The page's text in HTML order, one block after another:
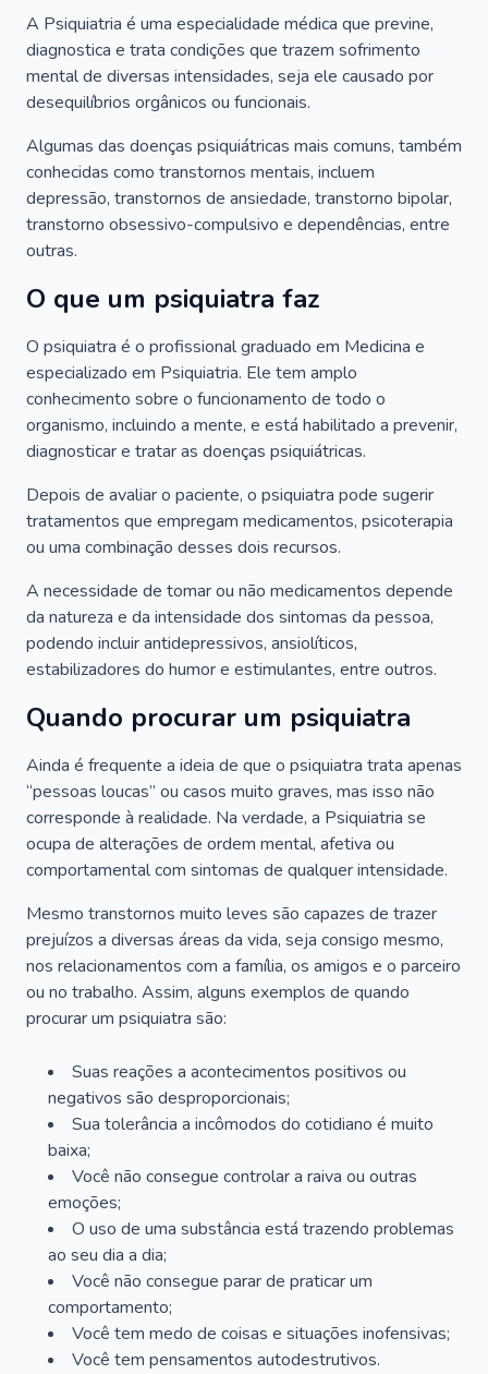
A Psiquiatria é uma especialidade médica que previne,
diagnostica e trata condições que trazem sofrimento
mental de diversas intensidades, seja ele causado por
desequilíbrios orgânicos ou funcionais.
Algumas das doenças psiquiátricas mais comuns, também
conhecidas como transtornos mentais, incluem
depressão, transtornos de ansiedade, transtorno bipolar,
transtorno obsessivo-compulsivo e dependências, entre
outras.
O que um psiquiatra faz
O psiquiatra é o profissional graduado em Medicina e
especializado em Psiquiatria. Ele tem amplo
conhecimento sobre o funcionamento de todo o
organismo, incluindo a mente, e está habilitado a prevenir,
diagnosticar e tratar as doenças psiquiátricas.
Depois de avaliar o paciente, o psiquiatra pode sugerir
tratamentos que empregam medicamentos, psicoterapia
ou uma combinação desses dois recursos.
A necessidade de tomar ou não medicamentos depende
da natureza e da intensidade dos sintomas da pessoa,
podendo incluir antidepressivos, ansiolíticos,
estabilizadores do humor e estimulantes, entre outros.
Quando procurar um psiquiatra
Ainda é frequente a ideia de que o psiquiatra trata apenas
“pessoas loucas” ou casos muito graves, mas isso não
corresponde à realidade. Na verdade, a Psiquiatria se
ocupa de alterações de ordem mental, afetiva ou
comportamental com sintomas de qualquer intensidade.
Mesmo transtornos muito leves são capazes de trazer
prejuízos a diversas áreas da vida, seja consigo mesmo,
nos relacionamentos com a família, os amigos e o parceiro
ou no trabalho. Assim, alguns exemplos de quando
procurar um psiquiatra são:
Suas reações a acontecimentos positivos ou
negativos são desproporcionais;
Sua tolerância a incômodos do cotidiano é muito
baixa;
Você não consegue controlar a raiva ou outras
emoções;
O uso de uma substância está trazendo problemas
ao seu dia a dia;
Você não consegue parar de praticar um
comportamento;
Você tem medo de coisas e situações inofensivas;
Você tem pensamentos autodestrutivos.